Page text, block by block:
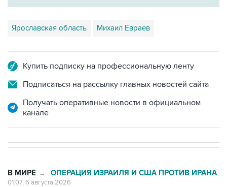
Ярославская область Михаил Евраев
Купить подписку на профессиональную ленту
Подписаться на рассылку главных новостей сайта
Получать оперативные новости в официальном
канале
В МИРЕ → ОПЕРАЦИЯ ИЗРАИЛЯ И США ПРОТИВ ИРАНА
01:07, 6 августа 2026